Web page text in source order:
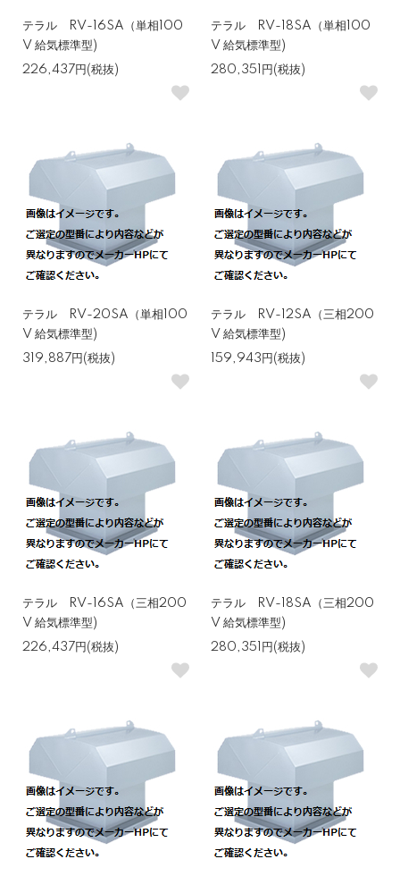
テラル RV-16SA（単相100
V 給気標準型)
226,437円(税抜)
テラル RV-18SA（単相100
V 給気標準型)
280,351円(税抜)
テラル RV-20SA（単相100
V 給気標準型)
319,887円(税抜)
テラル RV-12SA（三相200
V 給気標準型)
159,943円(税抜)
テラル RV-16SA（三相200
V 給気標準型)
226,437円(税抜)
テラル RV-18SA（三相200
V 給気標準型)
280,351円(税抜)